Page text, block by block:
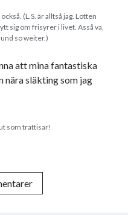
(L.S. är alltså jag. Lotten
sig om frisyrer i livet. Asså va,
so weiter.)
att mina fantastiska
släkting som jag
som trattisar!